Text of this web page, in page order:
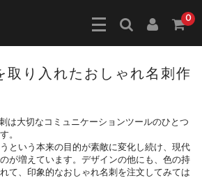
0
取り入れたおしゃれ名刺作
は大切なコミュニケーションツールのひとつ
。
という本来の目的が素敵に変化し続け、現代
が増えています。デザインの他にも、色の持
て、印象的なおしゃれ名刺を注文してみては